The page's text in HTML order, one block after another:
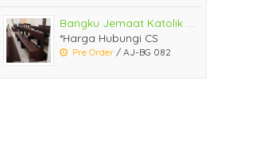
Bangku Jemaat Katolik ....
*Harga Hubungi CS
Pre Order / AJ-BG 082